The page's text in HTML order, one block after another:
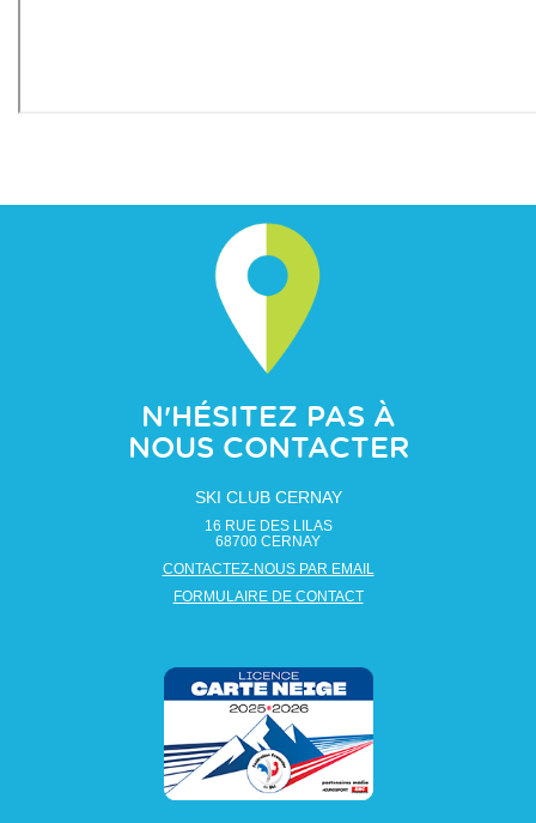
N'HÉSITEZ PAS À
NOUS CONTACTER
SKI CLUB CERNAY
16 RUE DES LILAS
68700 CERNAY
CONTACTEZ-NOUS PAR EMAIL
FORMULAIRE DE CONTACT